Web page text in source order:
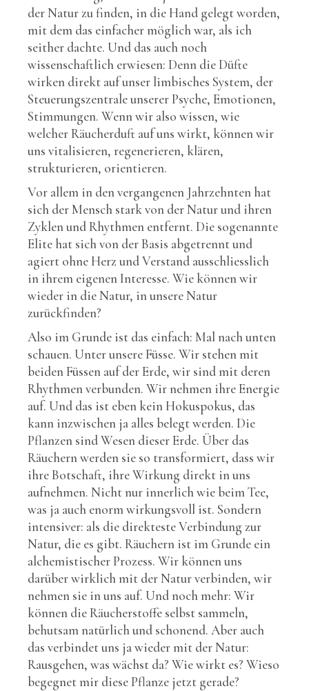
der Natur zu finden, in die Hand gelegt worden,
mit dem das einfacher möglich war, als ich
seither dachte. Und das auch noch
wissenschaftlich erwiesen: Denn die Düfte
wirken direkt auf unser limbisches System, der
Steuerungszentrale unserer Psyche, Emotionen,
Stimmungen. Wenn wir also wissen, wie
welcher Räucherduft auf uns wirkt, können wir
uns vitalisieren, regenerieren, klären,
strukturieren, orientieren.
Vor allem in den vergangenen Jahrzehnten hat
sich der Mensch stark von der Natur und ihren
Zyklen und Rhythmen entfernt. Die sogenannte
Elite hat sich von der Basis abgetrennt und
agiert ohne Herz und Verstand ausschliesslich
in ihrem eigenen Interesse. Wie können wir
wieder in die Natur, in unsere Natur
zurückfinden?
Also im Grunde ist das einfach: Mal nach unten
schauen. Unter unsere Füsse. Wir stehen mit
beiden Füssen auf der Erde, wir sind mit deren
Rhythmen verbunden. Wir nehmen ihre Energie
auf. Und das ist eben kein Hokuspokus, das
kann inzwischen ja alles belegt werden. Die
Pflanzen sind Wesen dieser Erde. Über das
Räuchern werden sie so transformiert, dass wir
ihre Botschaft, ihre Wirkung direkt in uns
aufnehmen. Nicht nur innerlich wie beim Tee,
was ja auch enorm wirkungsvoll ist. Sondern
intensiver: als die direkteste Verbindung zur
Natur, die es gibt. Räuchern ist im Grunde ein
alchemistischer Prozess. Wir können uns
darüber wirklich mit der Natur verbinden, wir
nehmen sie in uns auf. Und noch mehr: Wir
können die Räucherstoffe selbst sammeln,
behutsam natürlich und schonend. Aber auch
das verbindet uns ja wieder mit der Natur:
Rausgehen, was wächst da? Wie wirkt es? Wieso
begegnet mir diese Pflanze jetzt gerade?